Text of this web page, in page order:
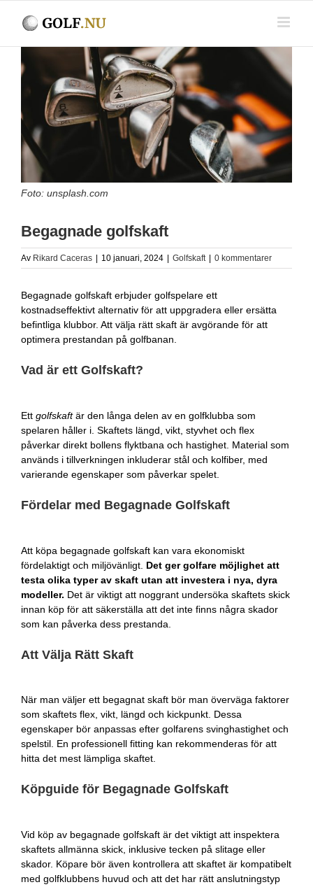
större
Foto: unsplash.com
Begagnade golfskaft
Av Rikard Caceras 10 januari, 2024 Golfskaft 0 kommentarer
Begagnade golfskaft erbjuder golfspelare ett
kostnadseffektivt alternativ för att uppgradera eller ersätta
befintliga klubbor. Att välja rätt skaft är avgörande för att
optimera prestandan på golfbanan.
Vad är ett Golfskaft?
Ett golfskaftär den långa delen av en golfklubba som
spelaren håller i. Skaftets längd, vikt, styvhet och flex
påverkar direkt bollens flyktbana och hastighet. Material som
används i tillverkningen inkluderar stål och kolfiber, med
varierande egenskaper som påverkar spelet.
Fördelar med Begagnade Golfskaft
Att köpa begagnade golfskaft kan vara ekonomiskt
fördelaktigt och miljövänligt. Det ger golfare möjlighet att
testa olika typer av skaft utan att investera i nya, dyra
modeller. Det är viktigt att noggrant undersöka skaftets skick
innan köp för att säkerställa att det inte finns några skador
som kan påverka dess prestanda.
Att Välja Rätt Skaft
När man väljer ett begagnat skaft bör man överväga faktorer
som skaftets flex, vikt, längd och kickpunkt. Dessa
egenskaper bör anpassas efter golfarens svinghastighet och
spelstil. En professionell fitting kan rekommenderas för att
hitta det mest lämpliga skaftet.
Köpguide för Begagnade Golfskaft
Vid köp av begagnade golfskaft är det viktigt att inspektera
skaftets allmänna skick, inklusive tecken på slitage eller
skador. Köpare bör även kontrollera att skaftet är kompatibelt
med golfklubbens huvud och att det har rätt anslutningstyp